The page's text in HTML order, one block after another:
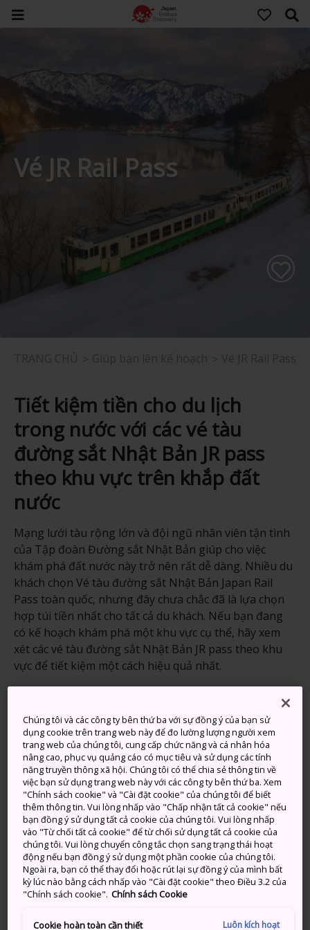
Vé JR Rail Pass
Tiết kiệm tiền cho du lịch
trong nước với các vé tàu
đường sắt Nhật Bản JR pass
theo khu vực trên khắp đất
nước
Mạng lưới tàu rộng lớn và đội ngũ nhân viên tận tình
của Tập đoàn Đường sắt Nhật Bản giúp cho việc
khám phá đất nước này trở nên rất dễ dàng. Nhiều du
khách chọn Vé tàu đường sắt Nhật Bản Japan Rail
Pass toàn quốc, nhưng đây chưa chắc đã là lựa chọn
hợp túi tiền nhất cho tất cả du khách. Nếu bạn đang
có kế hoạch khám phá một khu vực cụ thể, hãy xem
xét các vé tàu đường sắt Nhật Bản JR pass theo khu
vực để tiết kiệm một cách hiệu quả nhất.
Rail Pass
Vé tàu đường sắt Nhật BảnJapan Rail Pass
được
cung cấp bởi sáu công ty thuộc Tập đoàn JR, là loại vé
thuận tiện và giá cả hợp lý, phù hợp cho việc đi lại
bằng tàu khắp Nhật Bản. Để biết thêm thông tin chi
tiết, vui lòng truy cập trang web chính thức hoặc JNTO
trang Japan Rail Pass
. Mặc dù vé trọn gói này là sự
lựa chọn phù hợp cho nhiều người, nhưng bạn cũng
hãy xem xét một số lựa chọn theo khu vực dưới đây để
có thể tiết kiệm hơn so với Japan Rail Pass.
Chúng tôi và các công ty bên thứ ba với sự đồng ý của bạn sử
dụng cookie trên trang web này để đo lường lượng người xem
trang web của chúng tôi, cung cấp chức năng và cá nhân hóa
nâng cao, phục vụ quảng cáo có mục tiêu và sử dụng các tính
năng truyền thông xã hội. Chúng tôi có thể chia sẻ thông tin về
việc bạn sử dụng trang web này với các công ty bên thứ ba. Xem
"Chính sách cookie" và "Cài đặt cookie" của chúng tôi để biết
thêm thông tin. Vui lòng nhấp vào "Chấp nhận tất cả cookie" nếu
bạn đồng ý sử dụng tất cả cookie của chúng tôi. Vui lòng nhấp
vào "Từ chối tất cả cookie" để từ chối sử dụng tất cả cookie của
chúng tôi. Vui lòng chuyển công tắc chọn sang trạng thái hoạt
động nếu bạn đồng ý sử dụng một phần cookie của chúng tôi.
Ngoài ra, bạn có thể thay đổi hoặc rút lại sự đồng ý của mình bất
kỳ lúc nào bằng cách nhấp vào "Cài đặt cookie" theo Điều 3.2 của
"Chính sách cookie". Chính sách Cookie
Cookie hoàn toàn cần thiết Luôn kích hoạt